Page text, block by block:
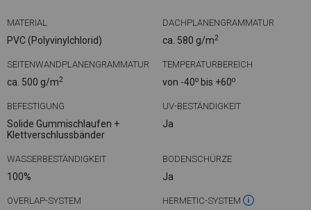
MATERIAL
PVC (Polyvinylchlorid)
DACHPLANENGRAMMATUR
ca. 580 g/m2
SEITENWANDPLANENGRAMMATUR
ca. 500 g/m2
TEMPERATURBEREICH
von -40o bis +60o
BEFESTIGUNG
Solide Gummischlaufen +
Klettverschlussbänder
UV-BESTÄNDIGKEIT
Ja
WASSERBESTÄNDIGKEIT
100%
BODENSCHÜRZE
Ja
OVERLAP-SYSTEM HERMETIC-SYSTEM